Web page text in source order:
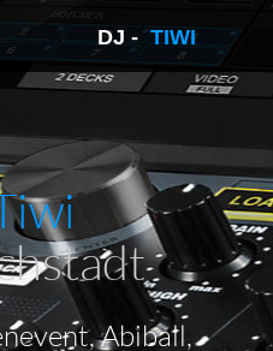
Abiball,
DJ - TIWI